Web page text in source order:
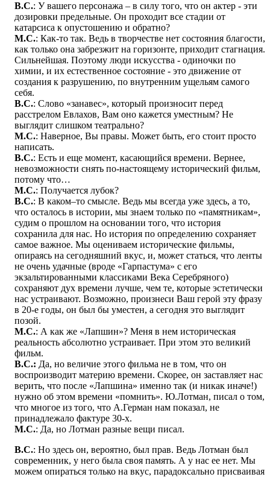
В.С.: У вашего персонажа – в силу того, что он актер - эти
дозировки предельные. Он проходит все стадии от
катарсиса к опустошению и обратно?
М.С.: Как-то так. Ведь в творчестве нет состояния благости,
как только она забрезжит на горизонте, приходит стагнация.
Сильнейшая. Поэтому люди искусства - одиночки по
химии, и их естественное состояние - это движение от
создания к разрушению, по внутренним ущельям самого
себя.
В.С.: Слово «занавес», который произносит перед
расстрелом Евлахов, Вам оно кажется уместным? Не
выглядит слишком театрально?
М.С.: Наверное, Вы правы. Может быть, его стоит просто
написать.
В.С.: Есть и еще момент, касающийся времени. Вернее,
невозможности снять по-настоящему исторический фильм,
потому что…
М.С.: Получается лубок?
В.С.: В каком–то смысле. Ведь мы всегда уже здесь, а то,
что осталось в истории, мы знаем только по «памятникам»,
судим о прошлом на основании того, что история
сохранила для нас. Но история по определению сохраняет
самое важное. Мы оцениваем исторические фильмы,
опираясь на сегодняшний вкус, и, может статься, что ленты
не очень удачные (вроде «Гарпастума» с его
экзальтированными классиками Века Серебряного)
сохраняют дух времени лучше, чем те, которые эстетически
нас устраивают. Возможно, произнеси Ваш герой эту фразу
в 20-е годы, он был бы уместен, а сегодня это выглядит
позой.
М.С.: А как же «Лапшин»? Меня в нем историческая
реальность абсолютно устраивает. При этом это великий
фильм.
В.С.: Да, но величие этого фильма не в том, что он
воспроизводит материю времени. Скорее, он заставляет нас
верить, что после «Лапшина» именно так (и никак иначе!)
нужно об этом времени «помнить». Ю.Лотман, писал о том,
что многое из того, что А.Герман нам показал, не
принадлежало фактуре 30-х.
М.С.: Да, но Лотман разные вещи писал.
В.С.: Но здесь он, вероятно, был прав. Ведь Лотман был
современник, у него была своя память. А у нас ее нет. Мы
можем опираться только на вкус, парадоксально присваивая